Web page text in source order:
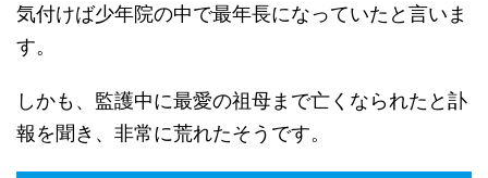
気付けば少年院の中で最年長になっていたと言いま
す。
しかも、監護中に最愛の祖母まで亡くなられたと訃
報を聞き、非常に荒れたそうです。